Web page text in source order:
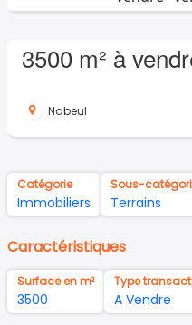
3500 m² à
Nabeul
Catégorie
Immobiliers
Sous-
Terrains
Caractéristiques
Surface en m²
3500
Type
A Vendre